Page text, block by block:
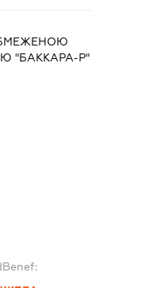
"БАККАРА-Р"